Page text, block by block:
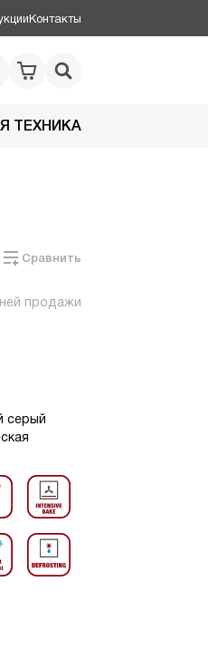
Контакты
ТЕХНИКА
Сравнить
продажи
серый